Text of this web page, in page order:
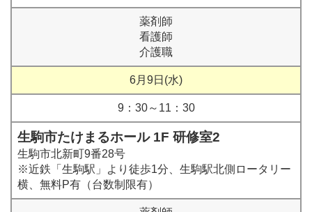
薬剤師
看護師
介護職
6月9日(水)
9：30～11：30
生駒市たけまるホール 1F 研修室2
生駒市北新町9番28号
※近鉄「生駒駅」より徒歩1分、生駒駅北側ロータリー
横、無料P有（台数制限有）